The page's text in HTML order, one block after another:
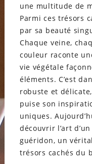
une multitude de
Parmi ces trésors
par sa beauté
Chaque veine,
couleur raconte
vie végétale
éléments. C’est
robuste et
puise son
uniques.
découvrir l’art
guéridon, un
trésors cachés du